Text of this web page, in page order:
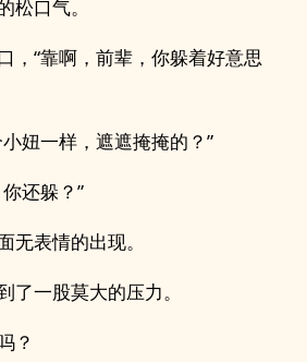
松口气。
，“靠啊，前辈，你躲着好意思
妞一样，遮遮掩掩的？”
还躲？”
无表情的出现。
了一股莫大的压力。
？